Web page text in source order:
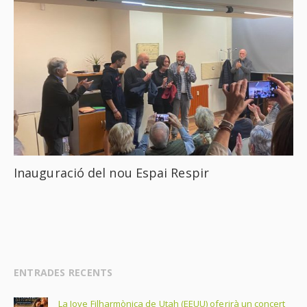
Inauguració del nou Espai Respir
ENTRADES RECENTS
La Jove Filharmònica de Utah (EEUU) oferirà un concert